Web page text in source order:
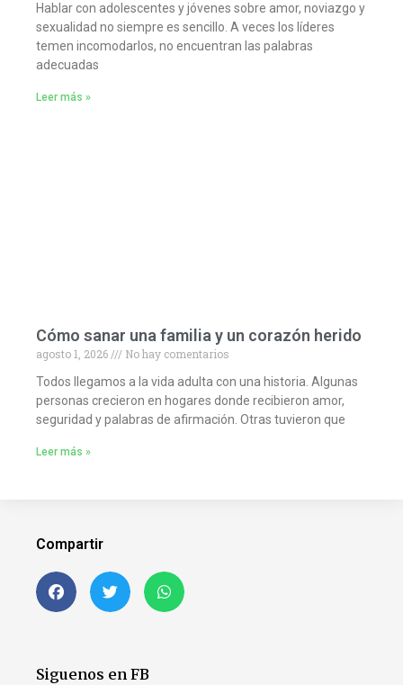
Hablar con adolescentes y jóvenes sobre amor, noviazgo y
sexualidad no siempre es sencillo. A veces los líderes
temen incomodarlos, no encuentran las palabras
adecuadas
Leer más »
Cómo sanar una familia y un corazón herido
agosto 1, 2026
No hay comentarios
Todos llegamos a la vida adulta con una historia. Algunas
personas crecieron en hogares donde recibieron amor,
seguridad y palabras de afirmación. Otras tuvieron que
Leer más »
Compartir
Siguenos en FB